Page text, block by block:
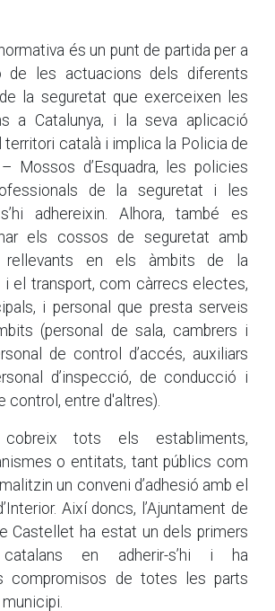
és un punt de partida per a
de les actuacions dels diferents
la seguretat que exerceixen les
a Catalunya, i la seva aplicació
territori català i implica la Policia de
Mossos d’Esquadra, les policies
de la seguretat i les
adhereixin. Alhora, també es
els cossos de seguretat amb
rellevants en els àmbits de la
i el transport, com càrrecs electes,
i personal que presta serveis
(personal de sala, cambrers i
de control d’accés, auxiliars
d’inspecció, de conducció i
control, entre d'altres).
tots els establiments,
o entitats, tant públics com
un conveni d’adhesió amb el
Així doncs, l’Ajuntament de
Castellet ha estat un dels primers
catalans en adherir-s’hi i ha
compromisos de totes les parts